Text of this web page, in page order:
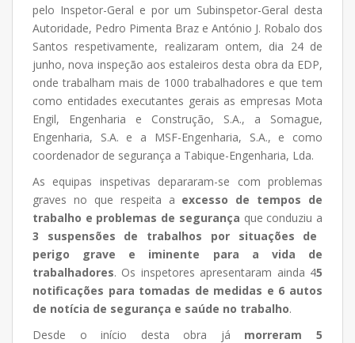
pelo Inspetor-Geral e por um Subinspetor-Geral desta
Autoridade, Pedro Pimenta Braz e António J. Robalo dos
Santos respetivamente, realizaram ontem, dia 24 de
junho, nova inspeção aos estaleiros desta obra da EDP,
onde trabalham mais de 1000 trabalhadores e que tem
como entidades executantes gerais as empresas Mota
Engil, Engenharia e Construção, S.A., a Somague,
Engenharia, S.A. e a MSF-Engenharia, S.A., e como
coordenador de segurança a Tabique-Engenharia, Lda.
As equipas inspetivas depararam-se com problemas
graves no que respeita a excesso de tempos de
trabalho e problemas de segurança que conduziu a
3 suspensões de trabalhos por situações de
perigo grave e iminente para a vida de
trabalhadores. Os inspetores apresentaram ainda 45
notificações para tomadas de medidas e 6 autos
de notícia de segurança e saúde no trabalho.
Desde o início desta obra já morreram 5